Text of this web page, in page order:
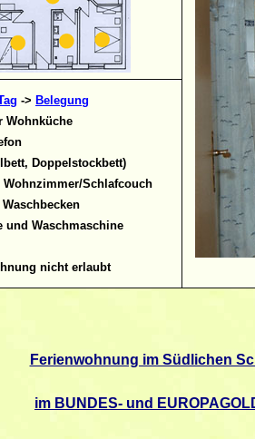
-> Belegung
Wohnküche
Doppelstockbett)
Schlafcouch
Waschmaschine
nicht erlaubt
Ferienwohnung im Südlichen
im BUNDES- und